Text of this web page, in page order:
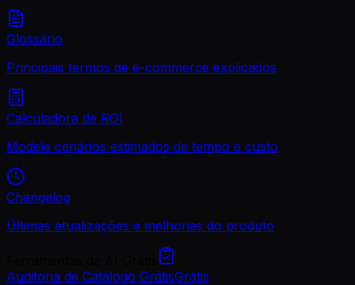
Glossário
Principais termos de e-commerce explicados
Calculadora de ROI
Modele cenários estimados de tempo e custo
Changelog
Últimas atualizações e melhorias do produto
Auditoria de Catálogo GrátisGrátis